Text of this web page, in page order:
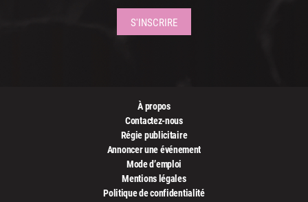
À propos
Contactez-nous
Régie publicitaire
Annoncer une événement
Mode d’emploi
Mentions légales
Politique de confidentialité